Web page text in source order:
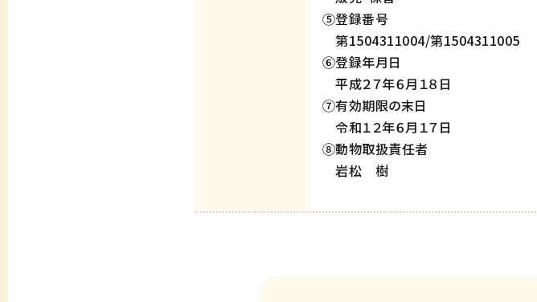
⑤登録番号
第1504311004/第1504311005
⑥登録年月日
平成２７年６月１８日
⑦有効期限の末日
令和１２年６月１７日
⑧動物取扱責任者
岩松 樹